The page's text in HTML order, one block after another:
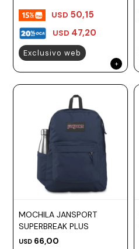
USD 47,20
USD 50,15
Exclusivo web
MOCHILA JANSPORT
SUPERBREAK PLUS
USD 66,00